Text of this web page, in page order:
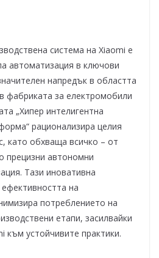
система на Xiaomi е
автоматизация в ключови
напредък в областта
фабриката за електромобили
„Хипер интелигентна
рационализира целия
като обхваща всичко – от
прецизни автономни
Тази иновативна
на
потреблението на
етапи, засилвайки
към устойчивите практики.